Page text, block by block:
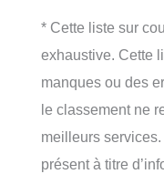
* Cette liste sur
exhaustive. Cette
manques ou des
le classement ne
meilleurs
présent à titre